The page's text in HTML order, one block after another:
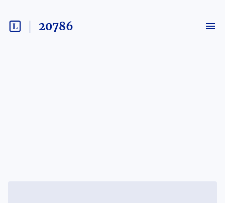
20786